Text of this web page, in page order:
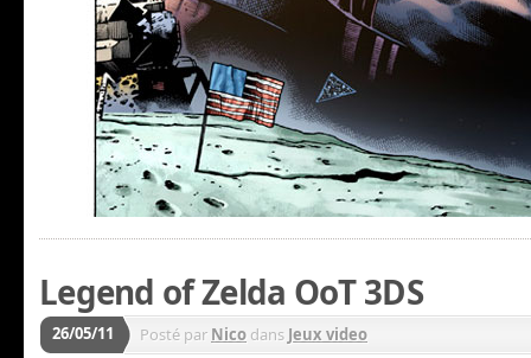
Legend of Zelda OoT 3DS
26/05/11 Posté par Nico dans Jeux video